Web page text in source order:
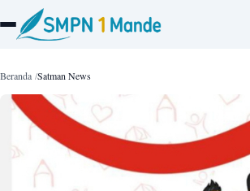
Beranda Satman News